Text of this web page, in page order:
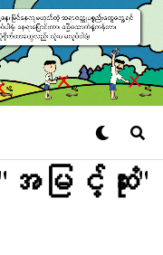
"အမြင့်ဆုံး"